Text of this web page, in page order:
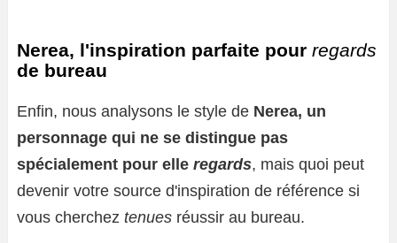
Nerea, l'inspiration parfaite pour regards
de bureau
Enfin, nous analysons le style de Nerea, un
personnage qui ne se distingue pas
spécialement pour elle regards, mais quoi peut
devenir votre source d'inspiration de référence si
vous cherchez tenues réussir au bureau.